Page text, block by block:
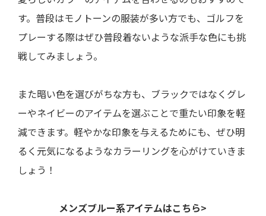
す。普段はモノトーンの服装が多い方でも、ゴルフを
プレーする際はぜひ普段着ないような派手な色にも挑
戦してみましょう。
また暗い色を選びがちな方も、ブラックではなくグレ
ーやネイビーのアイテムを選ぶことで重たい印象を軽
減できます。軽やかな印象を与えるためにも、ぜひ明
るく元気になるようなカラーリングを心がけていきま
しょう！
メンズブルー系アイテムはこちら>